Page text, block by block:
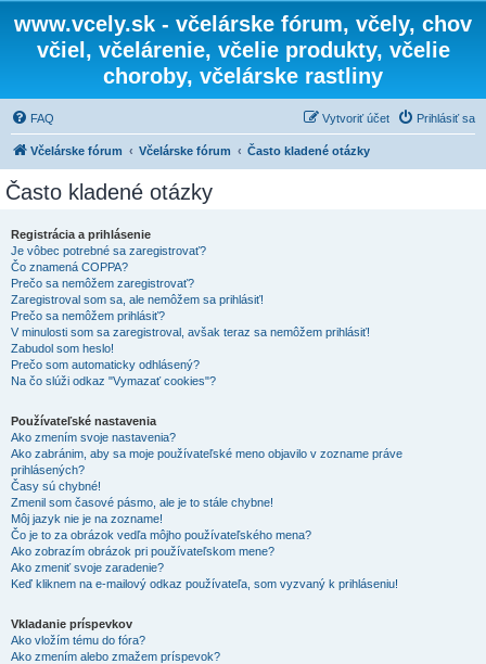
www.vcely.sk - včelárske fórum, včely, chov
včiel, včelárenie, včelie produkty, včelie
choroby, včelárske rastliny
FAQ Prihlásiť sa
Vytvoriť účet
Včelárske fórum Včelárske fórum Často kladené otázky
Často kladené otázky
Registrácia a prihlásenie
Je vôbec potrebné sa zaregistrovať?
Čo znamená COPPA?
Prečo sa nemôžem zaregistrovať?
Zaregistroval som sa, ale nemôžem sa prihlásiť!
Prečo sa nemôžem prihlásiť?
V minulosti som sa zaregistroval, avšak teraz sa nemôžem prihlásiť!
Zabudol som heslo!
Prečo som automaticky odhlásený?
Na čo slúži odkaz "Vymazať cookies"?
Používateľské nastavenia
Ako zmením svoje nastavenia?
Ako zabránim, aby sa moje používateľské meno objavilo v zozname práve
prihlásených?
Časy sú chybné!
Zmenil som časové pásmo, ale je to stále chybne!
Môj jazyk nie je na zozname!
Čo je to za obrázok vedľa môjho používateľského mena?
Ako zobrazím obrázok pri používateľskom mene?
Ako zmeniť svoje zaradenie?
Keď kliknem na e-mailový odkaz používateľa, som vyzvaný k prihláseniu!
Vkladanie príspevkov
Ako vložím tému do fóra?
Ako zmením alebo zmažem príspevok?